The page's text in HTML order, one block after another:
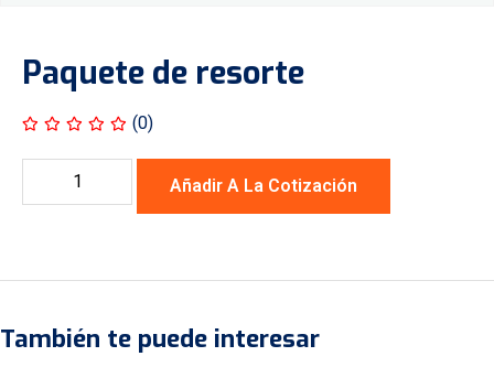
Paquete de resorte
(0)
Añadir A La Cotización
También te puede interesar